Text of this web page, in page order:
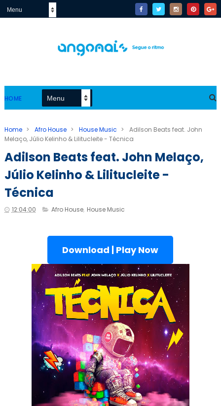
HOME
Home > Afro House > House Music >
Adilson Beats feat. John
Melaço, Júlio Kelinho & Lilitucleite - Técnica
Adilson Beats feat. John Melaço,
Júlio Kelinho & Lilitucleite -
Técnica
12:04:00 Afro House, House Music
Download | Play Now